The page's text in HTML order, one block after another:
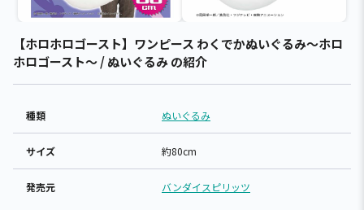
【ホロホロゴースト】ワンピース わくでかぬいぐるみ～ホロ
ホロゴースト～ / ぬいぐるみ の紹介
種類 ぬいぐるみ
サイズ 約80cm
発売元 バンダイスピリッツ